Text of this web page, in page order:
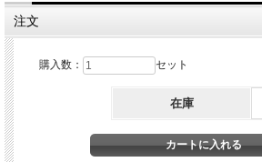
【原材料】
薄荷 ( 薄荷在来種 赤丸アカマル )
原水 ( 滝上町 影の沢浄水場 緩速砂ろ過装置の自然水 )
米麹 ( 北海道産米麹 発酵タンク一次仕込み麹 )
注文
購入数： セット
在庫